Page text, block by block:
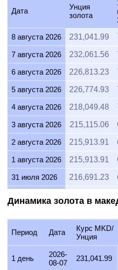
Дата
Унция
золота
8 августа 2026
231,041.99
7 августа 2026 232,061.56
6 августа 2026 226,813.23
5 августа 2026 226,774.93
4 августа 2026 218,049.48
3 августа 2026 215,115.06
2 августа 2026 215,913.91
1 августа 2026 215,913.91
31 июля 2026 216,691.23
28 июля 2026 218,328.21
27 июля 2026 220,162.14
26 июля 2026 219,070.70
Динамика золота в
Период Дата
Курс MKD/
Унция
1 день
2026-
08-07
231,041.99